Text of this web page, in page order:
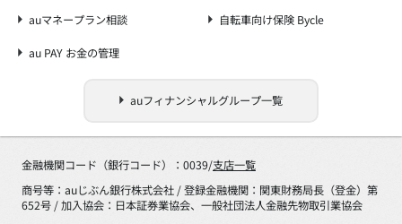
auマネープラン相談 自転車向け保険 Bycle
au PAY お金の管理
auフィナンシャルグループ一覧
金融機関コード（銀行コード）：0039/支店一覧
商号等：auじぶん銀行株式会社 / 登録金融機関：関東財務局長（登金）第
652号 / 加入協会：日本証券業協会、一般社団法人金融先物取引業協会